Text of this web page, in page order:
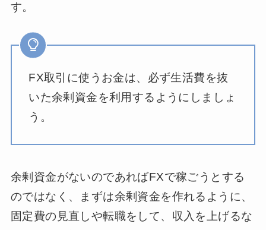
す。
FX取引に使うお金は、必ず生活費を抜
いた余剰資金を利用するようにしましょ
う。
余剰資金がないのであればFXで稼ごうとする
のではなく、まずは余剰資金を作れるように、
固定費の見直しや転職をして、収入を上げるな